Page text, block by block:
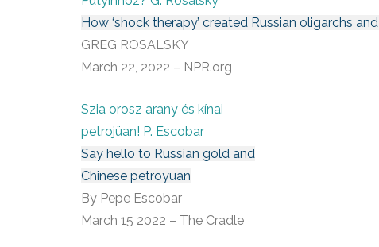
How ‘shock therapy’ created Russian oligarchs
GREG ROSALSKY
March 22, 2022 – NPR.org
Szia orosz arany és kínai
petrojüan! P. Escobar
Say hello to Russian gold and
Chinese petroyuan
By Pepe Escobar
March 15 2022 – The Cradle